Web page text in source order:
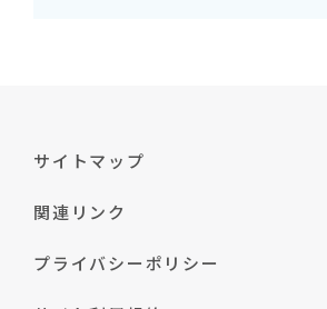
サイトマップ
関連リンク
プライバシーポリシー